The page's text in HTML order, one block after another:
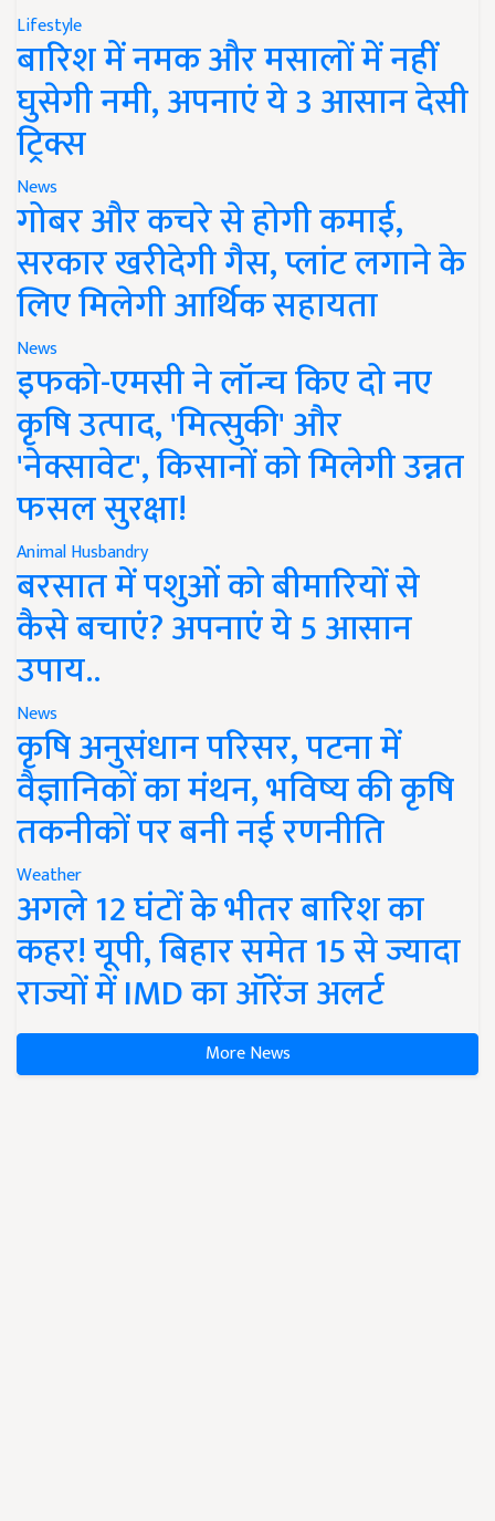
Lifestyle
बारिश में नमक और मसालों में नहीं
घुसेगी नमी, अपनाएं ये 3 आसान देसी
ट्रिक्स
News
गोबर और कचरे से होगी कमाई,
सरकार खरीदेगी गैस, प्लांट लगाने के
लिए मिलेगी आर्थिक सहायता
News
इफको-एमसी ने लॉन्च किए दो नए
कृषि उत्पाद, 'मित्सुकी' और
'नेक्सावेट', किसानों को मिलेगी उन्नत
फसल सुरक्षा!
Animal Husbandry
बरसात में पशुओं को बीमारियों से
कैसे बचाएं? अपनाएं ये 5 आसान
उपाय..
News
कृषि अनुसंधान परिसर, पटना में
वैज्ञानिकों का मंथन, भविष्य की कृषि
तकनीकों पर बनी नई रणनीति
Weather
अगले 12 घंटों के भीतर बारिश का
कहर! यूपी, बिहार समेत 15 से ज्यादा
राज्यों में IMD का ऑरेंज अलर्ट
More News